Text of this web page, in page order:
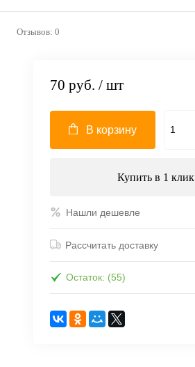
Отзывов: 0
70 руб. / шт
В корзину
Купить в 1 клик
Нашли дешевле
Рассчитать доставку
Остаток: (55)